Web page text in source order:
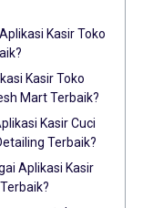
Kasir Toko
Kasir Toko
Mart Terbaik?
Kasir Cuci
Terbaik?
Aplikasi Kasir